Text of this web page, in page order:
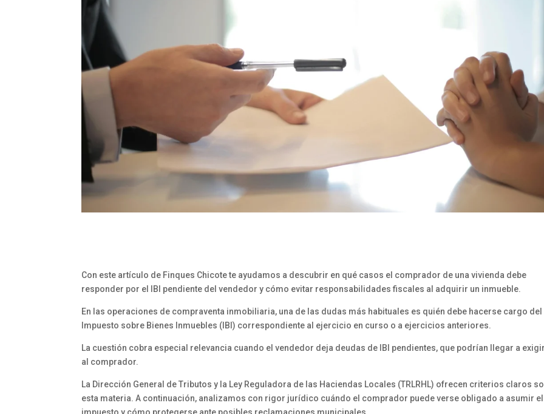
Con este artículo de Finques Chicote te ayudamos a descubrir en qué casos el comprador de una vivienda debe
responder por el IBI pendiente del vendedor y cómo evitar responsabilidades fiscales al adquirir un inmueble.
En las operaciones de compraventa inmobiliaria, una de las dudas más habituales es quién debe hacerse cargo del
Impuesto sobre Bienes Inmuebles (IBI) correspondiente al ejercicio en curso o a ejercicios anteriores.
La cuestión cobra especial relevancia cuando el vendedor deja deudas de IBI pendientes, que podrían llegar a
al comprador.
La Dirección General de Tributos y la Ley Reguladora de las Haciendas Locales (TRLRHL) ofrecen criterios claros
esta materia. A continuación, analizamos con rigor jurídico cuándo el comprador puede verse obligado a asumir el
impuesto y cómo protegerse ante posibles reclamaciones municipales.